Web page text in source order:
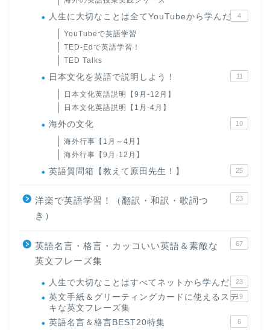
人生に大切なことは全てYouTubeから学んだ 4
YouTubeで英語学習
TED-Edで英語学習！
TED Talks
日本文化を英語で説明しよう！ 11
日本文化英語説明【9月-12月】
日本文化英語説明【1月-4月】
海外の文化 10
海外行事【1月～4月】
海外行事【9月-12月】
英語質問箱【教えて原田先生！】 25
洋楽で英語学習！（翻訳・和訳・歌詞つ
き）
23
英語名言・格言・カッコいい英語＆素敵な
英文フレーズ集
67
人生で大切なことはすべてネットから学んだ 23
英文手紙＆グリーティングカードに使えるステ
キな英文フレーズ集
19
英語名言＆格言BEST20特集 6